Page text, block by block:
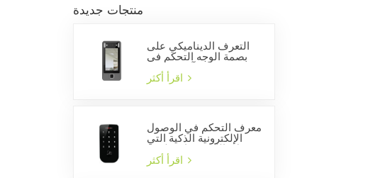
منتجات جديدة
التعرف الديناميكي على
بصمة الوجه التحكم في
الوصول وآلة الحضور
والانصراف
معرف التحكم في الوصول
الإلكترونية الذكية التي
تعمل باللمس قارئ لوحة
المفاتيح للسيطرة على
الباب